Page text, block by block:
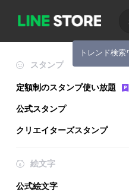
トレンド検
スタンプ
定額制のスタンプ使い放題
公式スタンプ
クリエイターズスタンプ
絵文字
公式絵文字